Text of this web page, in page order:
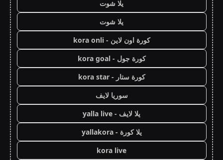
يلا شوت
يلا شوت
كورة اون لاين - kora onli
كورة جول - kora goal
كورة ستار - kora star
سوريا لايف
يلا لايف - yalla live
يلا كورة - yallakora
kora live